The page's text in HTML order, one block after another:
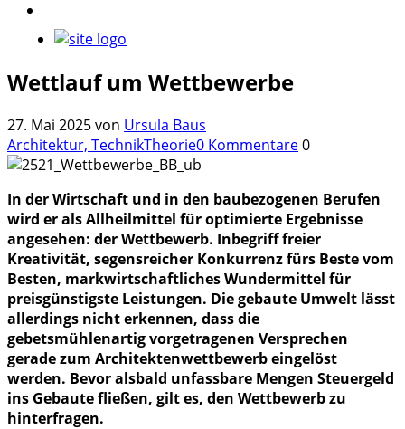
Wettlauf um Wettbewerbe
27. Mai 2025von Ursula Baus
Architektur, TechnikTheorie0 Kommentare0
In der Wirtschaft und in den baubezogenen Berufen
wird er als Allheilmittel für optimierte Ergebnisse
angesehen: der Wettbewerb. Inbegriff freier
Kreativität, segensreicher Konkurrenz fürs Beste vom
Besten, markwirtschaftliches Wundermittel für
preisgünstigste Leistungen. Die gebaute Umwelt lässt
allerdings nicht erkennen, dass die
gebetsmühlenartig vorgetragenen Versprechen
gerade zum Architektenwettbewerb eingelöst
werden. Bevor alsbald unfassbare Mengen Steuergeld
ins Gebaute fließen, gilt es, den Wettbewerb zu
hinterfragen.